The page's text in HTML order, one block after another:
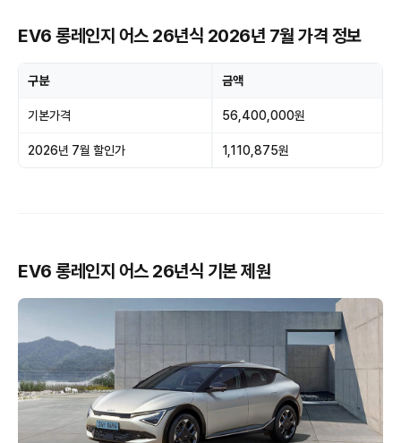
EV6 롱레인지 어스 26년식 2026년 7월 가격 정보
구분 금액
기본가격 56,400,000원
2026년 7월 할인가 1,110,875원
EV6 롱레인지 어스 26년식 기본 제원